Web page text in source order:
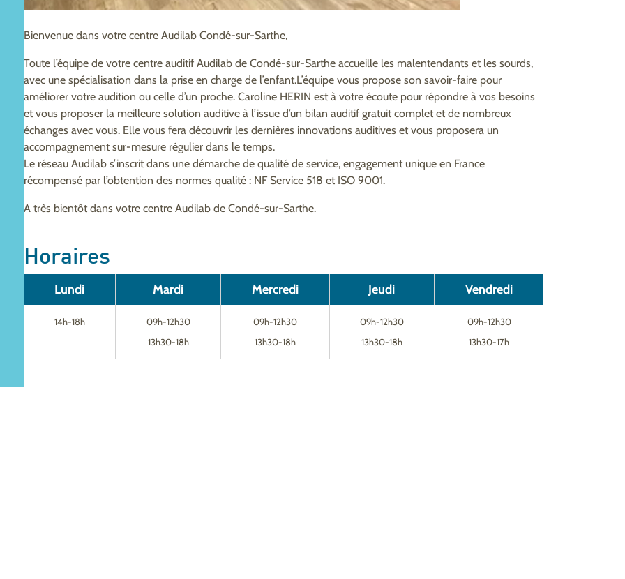
Bienvenue dans votre centre Audilab Condé-sur-Sarthe,
Toute l’équipe de votre centre auditif Audilab de Condé-sur-Sarthe accueille les malentendants et les sourds,
avec une spécialisation dans la prise en charge de l’enfant.L’équipe vous propose son savoir-faire pour
améliorer votre audition ou celle d’un proche. Caroline HERIN est à votre écoute pour répondre à vos besoins
et vous proposer la meilleure solution auditive à l’issue d’un bilan auditif gratuit complet et de nombreux
échanges avec vous. Elle vous fera découvrir les dernières innovations auditives et vous proposera un
accompagnement sur-mesure régulier dans le temps.
Le réseau Audilab s’inscrit dans une démarche de qualité de service, engagement unique en France
récompensé par l’obtention des normes qualité : NF Service 518 et ISO 9001.
A très bientôt dans votre centre Audilab de Condé-sur-Sarthe.
Horaires
Lundi
14h-18h
Mardi
09h-12h30
13h30-18h
Mercredi
09h-12h30
13h30-18h
Jeudi
09h-12h30
13h30-18h
Vendredi
09h-12h30
13h30-17h